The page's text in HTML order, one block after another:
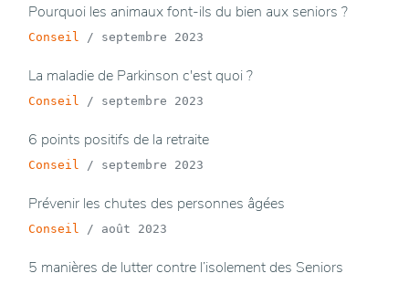
Pourquoi les animaux font-ils du bien aux seniors ?
Conseil / septembre 2023
La maladie de Parkinson c'est quoi ?
Conseil / septembre 2023
6 points positifs de la retraite
Conseil / septembre 2023
Prévenir les chutes des personnes âgées
Conseil / août 2023
5 manières de lutter contre l’isolement des Seniors